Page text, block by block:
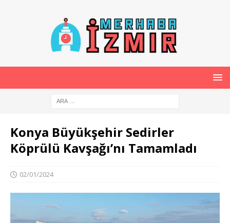
Konya Büyükşehir Sedirler
Köprülü Kavşağı’nı Tamamladı
02/01/2024